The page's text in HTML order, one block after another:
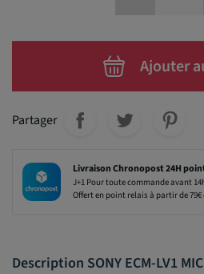
Ajouter
Partager
Livraison Chronopost 24H
J+1 Pour toute commande avant
Offert en point relais à partir de
Description SONY ECM-LV1